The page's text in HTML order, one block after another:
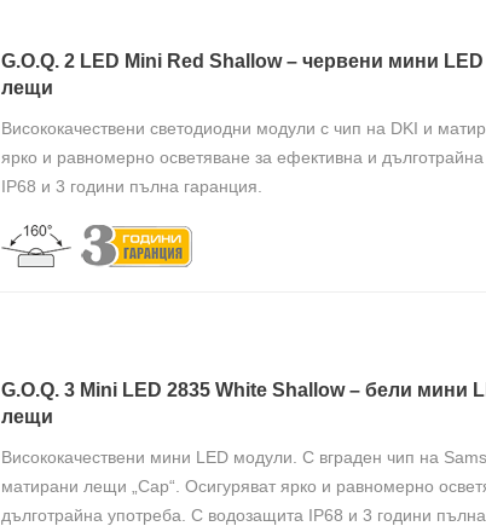
G.O.Q. 2 LED Mini Red Shallow – червени мини
лещи
Висококачествени светодиодни модули с чип на DKI и
ярко и равномерно осветяване за ефективна и
IP68 и 3 години пълна гаранция.
G.O.Q. 3 Mini LED 2835 White Shallow – бели мини
лещи
Висококачествени мини LED модули. С вграден чип на
матирани лещи „Cap“. Осигуряват ярко и равномерно
дълготрайна употреба. С водозащита IP68 и 3 години пълна